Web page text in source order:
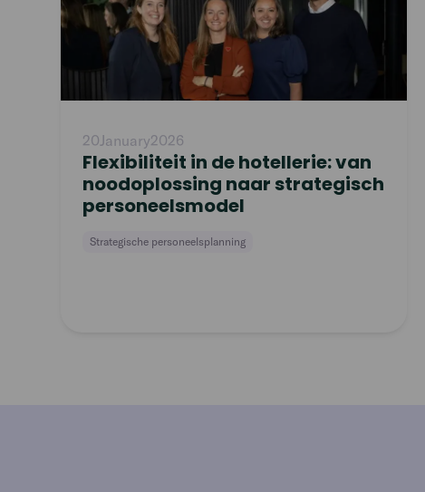
20January2026
Flexibiliteit in de hotellerie: van
noodoplossing naar strategisch
personeelsmodel
Strategische personeelsplanning